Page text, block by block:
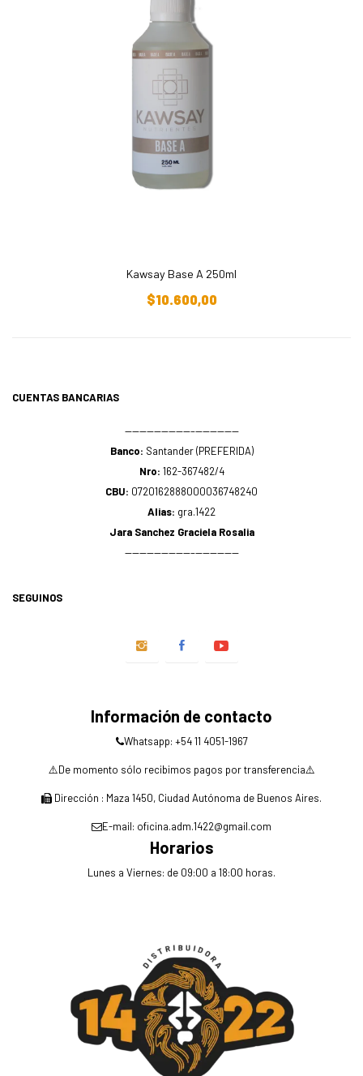
Kawsay Base A 250ml
$10.600,00
CUENTAS BANCARIAS
—————————–——————
Banco: Santander (PREFERIDA)
Nro: 162-367482/4
CBU: 0720162888000036748240
Alias: gra.1422
Jara Sanchez Graciela Rosalia
—————————–——————
SEGUINOS
Información de contacto
Whatsapp: +54 11 4051-1967
⚠️De momento sólo recibimos pagos por transferencia⚠️
Dirección : Maza 1450, Ciudad Autónoma de Buenos Aires.
E-mail: oficina.adm.1422@gmail.com
Horarios
Lunes a Viernes: de 09:00 a 18:00 horas.